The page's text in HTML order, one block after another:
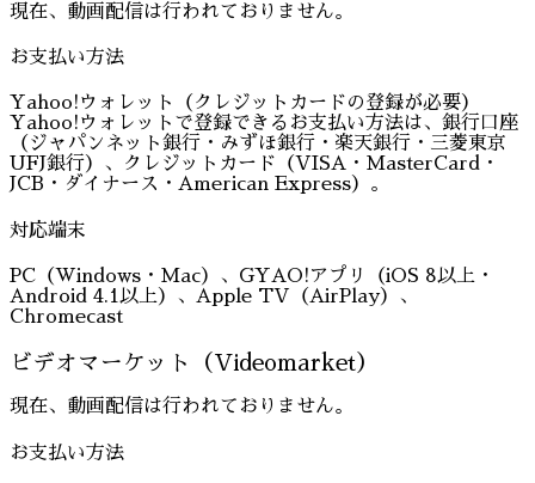
現在、動画配信は行われておりません。
お支払い方法
Yahoo!ウォレット（クレジットカードの登録が必要）
Yahoo!ウォレットで登録できるお支払い方法は、銀行口座
（ジャパンネット銀行・みずほ銀行・楽天銀行・三菱東京
UFJ銀行）、クレジットカード（VISA・MasterCard・
JCB・ダイナース・American Express）。
対応端末
PC（Windows・Mac）、GYAO!アプリ（iOS 8以上・
Android 4.1以上）、Apple TV（AirPlay）、
Chromecast
ビデオマーケット（Videomarket）
現在、動画配信は行われておりません。
お支払い方法